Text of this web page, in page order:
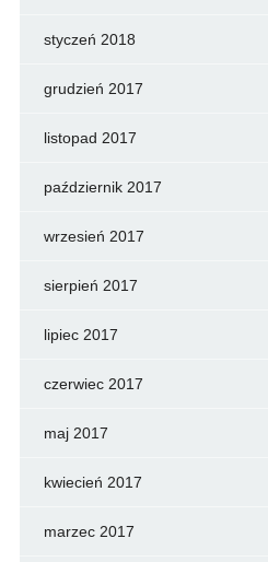
styczeń 2018
grudzień 2017
listopad 2017
październik 2017
wrzesień 2017
sierpień 2017
lipiec 2017
czerwiec 2017
maj 2017
kwiecień 2017
marzec 2017